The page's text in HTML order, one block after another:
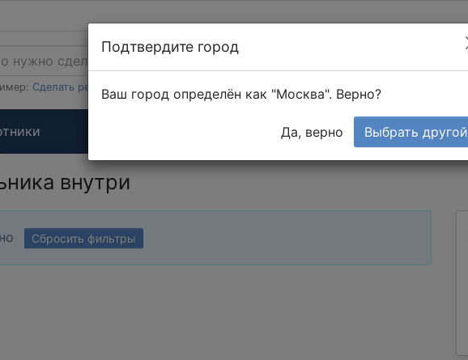
Сделать ремонт в 1-к квартире
Тендеры
внутри
Сбросить фильтры
Подтвердите город
Ваш город определён как "Москва". Верно?
Да, верно Выбрать другой